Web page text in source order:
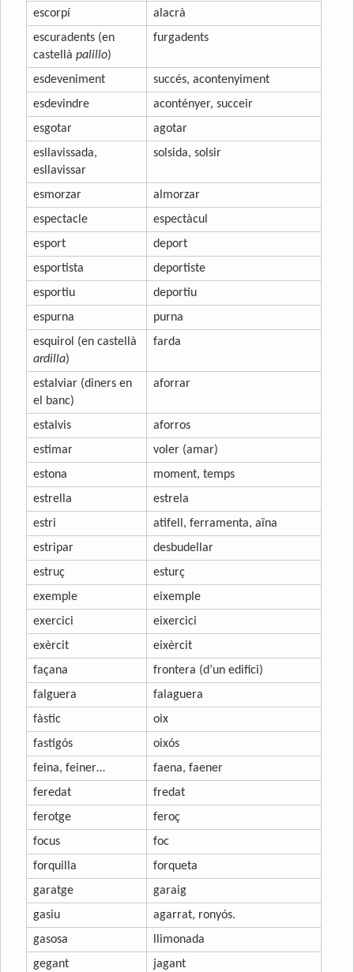
escorpí
alacrà
escuradents (en
castellà palillo)
furgadents
esdeveniment
succés, acontenyiment
esdevindre
acontényer, succeir
esgotar
agotar
esllavissada,
esllavissar
solsida, solsir
esmorzar
almorzar
espectacle
espectàcul
esport
deport
esportista
deportiste
esportiu
deportiu
espurna
purna
esquirol (en castellà
ardilla)
farda
estalviar (diners en
el banc)
aforrar
estalvis
aforros
estimar
voler (amar)
estona
moment, temps
estrella
estrela
estri
atifell, ferramenta, aïna
estripar
desbudellar
estruç
esturç
exemple
eixemple
exercici
eixercici
exèrcit
eixèrcit
façana
frontera (d’un edifici)
falguera
falaguera
fàstic
oix
fastigós
oixós
feina, feiner…
faena, faener
feredat
fredat
ferotge
feroç
focus
foc
forquilla
forqueta
garatge
garaig
gasiu
agarrat, ronyós.
gasosa
llimonada
gegant
jagant